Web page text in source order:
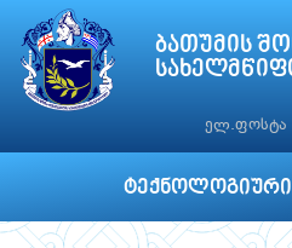
ბათუმის
ელ.ფოსტა